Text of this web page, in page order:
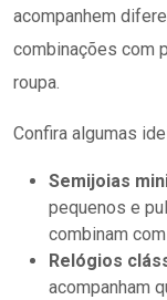
acompanhem
combinações com
roupa.
Confira algumas
Semijoias
pequenos e
combinam
Relógios
acompanham